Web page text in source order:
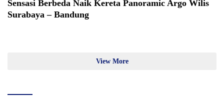
Sensasi Berbeda Naik Kereta Panoramic Argo Wilis
Surabaya – Bandung
View More